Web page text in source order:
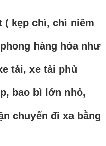
( kẹp chì, chì niêm
hàng hóa như
tải, xe tải phủ
bao bì lớn nhỏ,
chuyển đi xa bằng